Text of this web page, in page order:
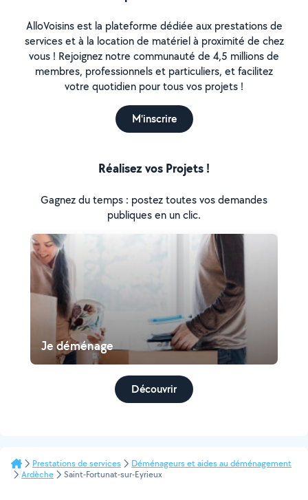
AlloVoisins est la plateforme dédiée aux prestations de
services et à la location de matériel à proximité de chez
vous ! Rejoignez notre communauté de 4,5 millions de
membres, professionnels et particuliers, et facilitez
votre quotidien pour tous vos projets !
M'inscrire
Réalisez vos Projets !
Gagnez du temps : postez toutes vos demandes
publiques en un clic.
Je déménage
Découvrir
Prestations de services
Déménageurs et aides au déménagement
Ardèche
Saint-Fortunat-sur-Eyrieux